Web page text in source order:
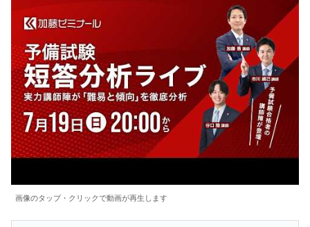
画像のタップ・クリックで動画が再生します